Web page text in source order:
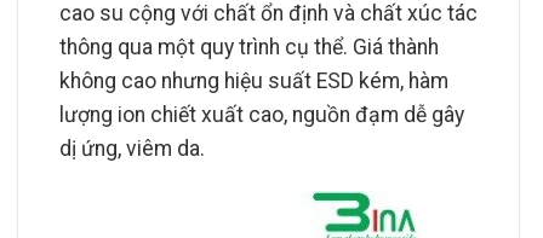
cao su cộng với chất ổn định và chất xúc tác
thông qua một quy trình cụ thể. Giá thành
không cao nhưng hiệu suất ESD kém, hàm
lượng ion chiết xuất cao, nguồn đạm dễ gây
dị ứng, viêm da.